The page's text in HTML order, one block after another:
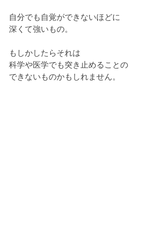
自分でも自覚ができないほどに
深くて強いもの。
もしかしたらそれは
科学や医学でも突き止めることの
できないものかもしれません。